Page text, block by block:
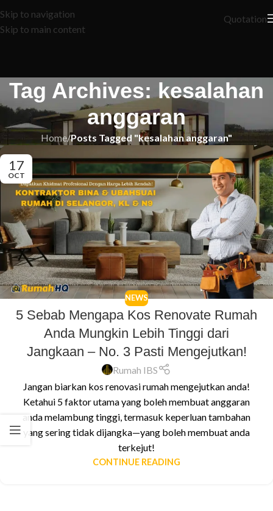
Skip to navigation
Skip to main content
Quotation
Tag Archives: kesalahan
anggaran
Home/Posts Tagged "kesalahan anggaran"
17
OCT
NEWS
5 Sebab Mengapa Kos Renovate Rumah
Anda Mungkin Lebih Tinggi dari
Jangkaan – No. 3 Pasti Mengejutkan!
Rumah IBS
Jangan biarkan kos renovasi rumah mengejutkan anda!
Ketahui 5 faktor utama yang boleh membuat anggaran
anda melambung tinggi, termasuk keperluan tambahan
yang sering tidak dijangka—yang boleh membuat anda
terkejut!
CONTINUE READING